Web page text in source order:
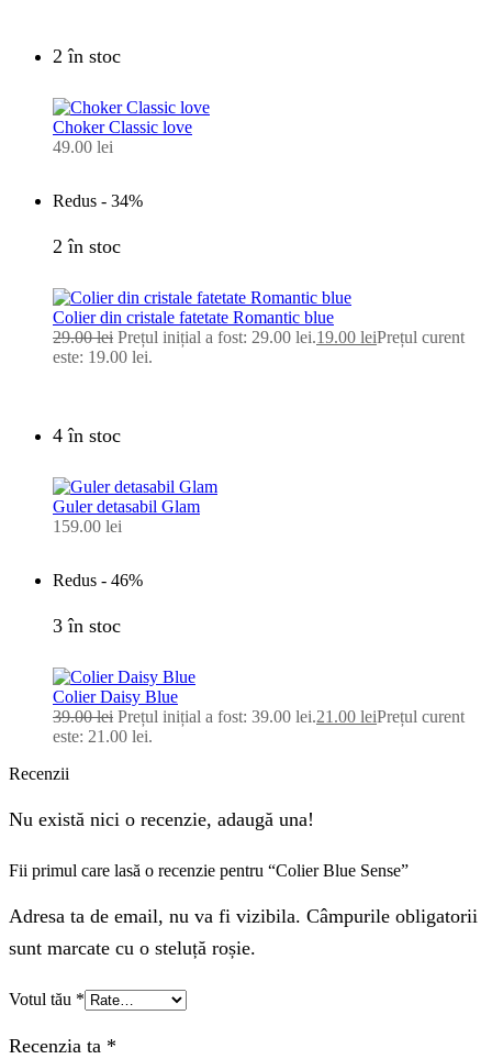
2 în stoc
Choker Classic love
49.00 lei
Redus - 34%
2 în stoc
Colier din cristale fatetate Romantic blue
29.00lei Prețul inițial a fost: 29.00 lei.19.00 leiPrețul curent
este: 19.00 lei.
4 în stoc
Guler detasabil Glam
159.00 lei
Redus - 46%
3 în stoc
Colier Daisy Blue
39.00lei Prețul inițial a fost: 39.00 lei.21.00 leiPrețul curent
este: 21.00 lei.
Recenzii
Nu există nici o recenzie, adaugă una!
Fii primul care lasă o recenzie pentru “Colier Blue Sense”
Adresa ta de email, nu va fi vizibila. Câmpurile obligatorii
sunt marcate cu o steluță roșie.
Votul tău *
Recenzia ta *